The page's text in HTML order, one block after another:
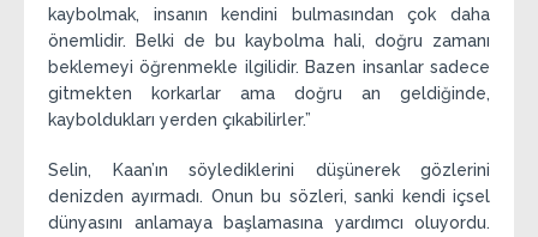
kaybolmak, insanın kendini bulmasından çok daha
önemlidir. Belki de bu kaybolma hali, doğru zamanı
beklemeyi öğrenmekle ilgilidir. Bazen insanlar sadece
gitmekten korkarlar ama doğru an geldiğinde,
kayboldukları yerden çıkabilirler.”
Selin, Kaan’ın söylediklerini düşünerek gözlerini
denizden ayırmadı. Onun bu sözleri, sanki kendi içsel
dünyasını anlamaya başlamasına yardımcı oluyordu.